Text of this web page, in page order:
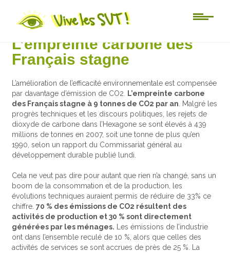
Actu-sciences
L’empreinte carbone des
Français stagne
L’amélioration de l’efficacité environnementale est compensée
par davantage d’émission de CO2.
L’empreinte carbone
des Français stagne à 9 tonnes de CO2 par an . Malgré les
progrès techniques et les discours politiques, les rejets de
dioxyde de carbone dans l’Hexagone se sont élevés à 439
millions de tonnes en 2007, soit une tonne de plus qu’en
1990, selon un rapport du Commissariat général au
développement durable publié lundi.
Cela ne veut pas dire pour autant que rien n’a changé, sans un
boom de la consommation et de la production, les
évolutions techniques auraient permis de réduire de 33% ce
chiffre.70 % des émissions de CO2 résultent des
activités de production et 30 % sont directement
générées par les ménages. Les émissions de l’industrie
ont dans l’ensemble reculé de 10 %, alors que celles des
activités de services se sont accrues de près de 25 %. La